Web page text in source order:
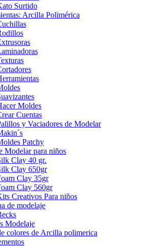
Surtido
Arcilla Polimérica
Moldes
Cuentas
y Vaciadores de Modelar
Patchy
Modelar para niños
Clay 40 gr.
Clay 650gr
Clay 35gr
Clay 560gr
Creativos Para niños
de modelaje
Modelaje
colores de Arcilla polimerica